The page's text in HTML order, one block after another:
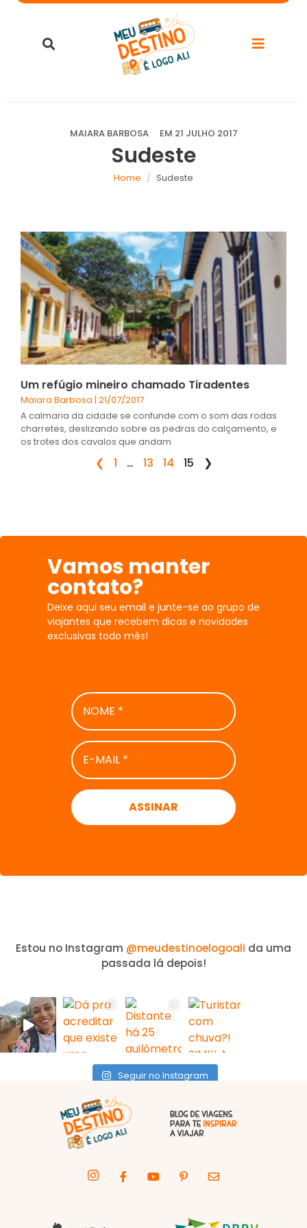
MAIARA BARBOSA EM 21 JULHO 2017
Sudeste
Home Sudeste
Um refúgio mineiro chamado Tiradentes
Maiara Barbosa 21/07/2017
A calmaria da cidade se confunde com o som das rodas
charretes, deslizando sobre as pedras do calçamento, e
os trotes dos cavalos que andam
❮ 1 … 13 14 15 ❯
Vamos manter
contato?
Deixe aqui seu email e junte-se ao grupo de
viajantes que recebem dicas e novidades
exclusivas todo mês!
NOME
*
E-
MAIL
*
Estou no Instagram @meudestinoelogoali da uma
passada lá depois!
Seguir no Instagram